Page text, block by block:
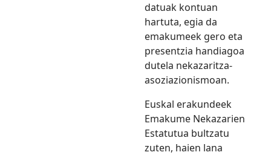
datuak kontuan
hartuta, egia da
emakumeek gero eta
presentzia handiagoa
dutela nekazaritza-
asoziazionismoan.
Euskal erakundeek
Emakume Nekazarien
Estatutua bultzatu
zuten, haien lana